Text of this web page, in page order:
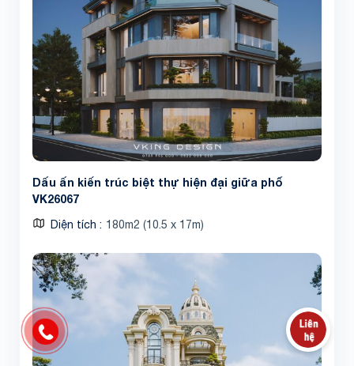
Dấu ấn kiến trúc biệt thự hiện đại giữa phố
VK26067
Diện tích 180m2 (10.5 x 17m)